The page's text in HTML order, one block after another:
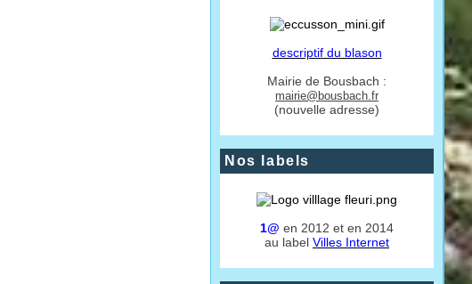
descriptif du blason
Mairie de Bousbach :
mairie@bousbach.fr
(nouvelle adresse)
Nos labels
1@ en 2012 et en 2014
au label Villes Internet